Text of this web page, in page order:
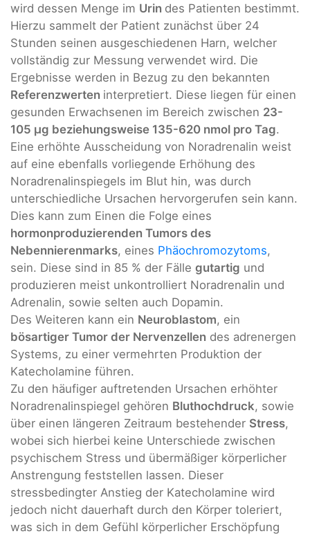
wird dessen Menge im Urin des Patienten bestimmt.
Hierzu sammelt der Patient zunächst über 24
Stunden seinen ausgeschiedenen Harn, welcher
vollständig zur Messung verwendet wird. Die
Ergebnisse werden in Bezug zu den bekannten
Referenzwerten interpretiert. Diese liegen für einen
gesunden Erwachsenen im Bereich zwischen 23-
105 µg beziehungsweise 135-620 nmol pro Tag.
Eine erhöhte Ausscheidung von Noradrenalin weist
auf eine ebenfalls vorliegende Erhöhung des
Noradrenalinspiegels im Blut hin, was durch
unterschiedliche Ursachen hervorgerufen sein kann.
Dies kann zum Einen die Folge eines
hormonproduzierenden Tumors des
Nebennierenmarks, eines Phäochromozytoms,
sein. Diese sind in 85 % der Fälle gutartig und
produzieren meist unkontrolliert Noradrenalin und
Adrenalin, sowie selten auch Dopamin.
Des Weiteren kann ein Neuroblastom, ein
bösartiger Tumor der Nervenzellen des adrenergen
Systems, zu einer vermehrten Produktion der
Katecholamine führen.
Zu den häufiger auftretenden Ursachen erhöhter
Noradrenalinspiegel gehören Bluthochdruck, sowie
über einen längeren Zeitraum bestehender Stress,
wobei sich hierbei keine Unterschiede zwischen
psychischem Stress und übermäßiger körperlicher
Anstrengung feststellen lassen. Dieser
stressbedingter Anstieg der Katecholamine wird
jedoch nicht dauerhaft durch den Körper toleriert,
was sich in dem Gefühl körperlicher Erschöpfung